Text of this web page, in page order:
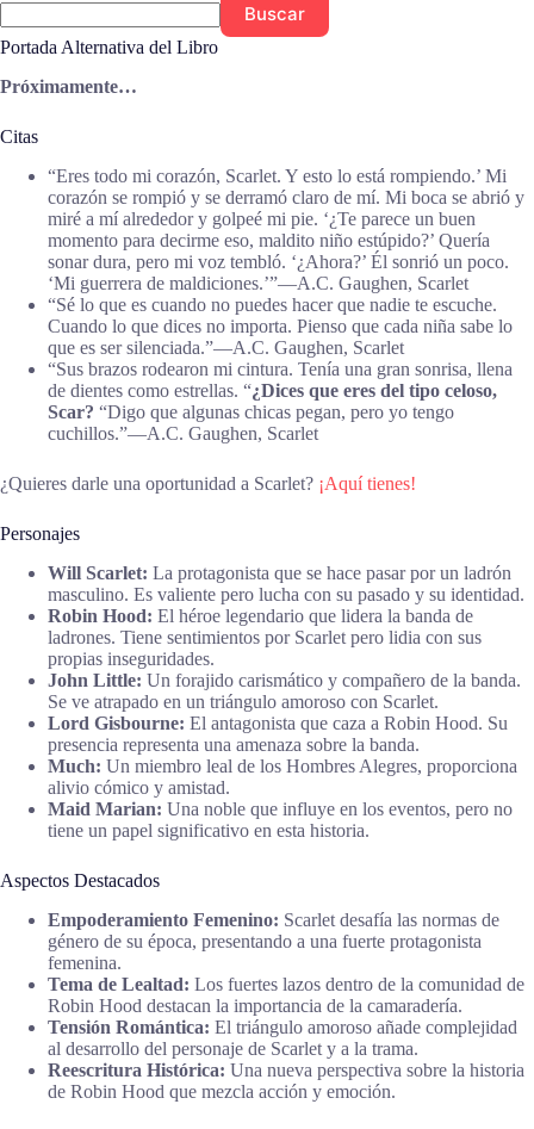
Buscar
Portada Alternativa del Libro
Próximamente…
Citas
“Eres todo mi corazón, Scarlet. Y esto lo está rompiendo.’ Mi
corazón se rompió y se derramó claro de mí. Mi boca se abrió y
miré a mí alrededor y golpeé mi pie. ‘¿Te parece un buen
momento para decirme eso, maldito niño estúpido?’ Quería
sonar dura, pero mi voz tembló. ‘¿Ahora?’ Él sonrió un poco.
‘Mi guerrera de maldiciones.’”―A.C. Gaughen, Scarlet
“Sé lo que es cuando no puedes hacer que nadie te escuche.
Cuando lo que dices no importa. Pienso que cada niña sabe lo
que es ser silenciada.”―A.C. Gaughen, Scarlet
“Sus brazos rodearon mi cintura. Tenía una gran sonrisa, llena
de dientes como estrellas. “¿Dices que eres del tipo celoso,
Scar? “Digo que algunas chicas pegan, pero yo tengo
cuchillos.”―A.C. Gaughen, Scarlet
¿Quieres darle una oportunidad a Scarlet? ¡Aquí tienes!
Personajes
Will Scarlet: La protagonista que se hace pasar por un ladrón
masculino. Es valiente pero lucha con su pasado y su identidad.
Robin Hood: El héroe legendario que lidera la banda de
ladrones. Tiene sentimientos por Scarlet pero lidia con sus
propias inseguridades.
John Little: Un forajido carismático y compañero de la banda.
Se ve atrapado en un triángulo amoroso con Scarlet.
Lord Gisbourne: El antagonista que caza a Robin Hood. Su
presencia representa una amenaza sobre la banda.
Much: Un miembro leal de los Hombres Alegres, proporciona
alivio cómico y amistad.
Maid Marian: Una noble que influye en los eventos, pero no
tiene un papel significativo en esta historia.
Aspectos Destacados
Empoderamiento Femenino: Scarlet desafía las normas de
género de su época, presentando a una fuerte protagonista
femenina.
Tema de Lealtad: Los fuertes lazos dentro de la comunidad de
Robin Hood destacan la importancia de la camaradería.
Tensión Romántica: El triángulo amoroso añade complejidad
al desarrollo del personaje de Scarlet y a la trama.
Reescritura Histórica: Una nueva perspectiva sobre la historia
de Robin Hood que mezcla acción y emoción.